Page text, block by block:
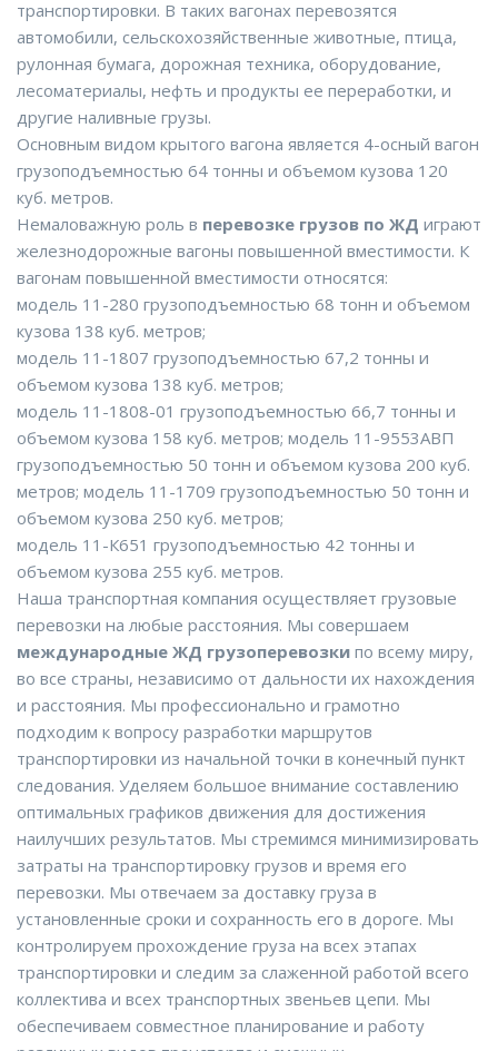
транспортировки. В таких вагонах перевозятся
автомобили, сельскохозяйственные животные, птица,
рулонная бумага, дорожная техника, оборудование,
лесоматериалы, нефть и продукты ее переработки, и
другие наливные грузы.
Основным видом крытого вагона является 4-осный вагон
грузоподъемностью 64 тонны и объемом кузова 120
куб. метров.
Немаловажную роль в перевозке грузов по ЖД играют
железнодорожные вагоны повышенной вместимости. К
вагонам повышенной вместимости относятся:
модель 11-280 грузоподъемностью 68 тонн и объемом
кузова 138 куб. метров;
модель 11-1807 грузоподъемностью 67,2 тонны и
объемом кузова 138 куб. метров;
модель 11-1808-01 грузоподъемностью 66,7 тонны и
объемом кузова 158 куб. метров; модель 11-9553АВП
грузоподъемностью 50 тонн и объемом кузова 200 куб.
метров; модель 11-1709 грузоподъемностью 50 тонн и
объемом кузова 250 куб. метров;
модель 11-К651 грузоподъемностью 42 тонны и
объемом кузова 255 куб. метров.
Наша транспортная компания осуществляет грузовые
перевозки на любые расстояния. Мы совершаем
международные ЖД грузоперевозки по всему миру,
во все страны, независимо от дальности их нахождения
и расстояния. Мы профессионально и грамотно
подходим к вопросу разработки маршрутов
транспортировки из начальной точки в конечный пункт
следования. Уделяем большое внимание составлению
оптимальных графиков движения для достижения
наилучших результатов. Мы стремимся минимизировать
затраты на транспортировку грузов и время его
перевозки. Мы отвечаем за доставку груза в
установленные сроки и сохранность его в дороге. Мы
контролируем прохождение груза на всех этапах
транспортировки и следим за слаженной работой всего
коллектива и всех транспортных звеньев цепи. Мы
обеспечиваем совместное планирование и работу